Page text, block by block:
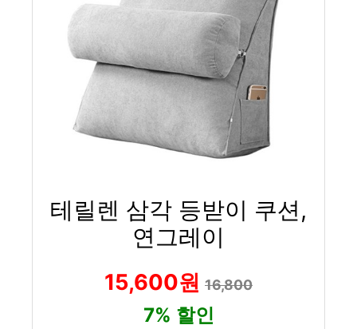
테릴렌 삼각 등받이 쿠션,
연그레이
15,600원 16,800
7% 할인